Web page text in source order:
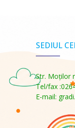
SEDIUL
Str. Moţilor
Tel/fax
E-mail: